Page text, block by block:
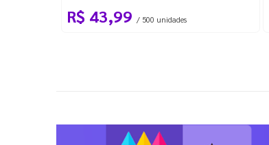
R$ 43,99 / 500 unidades